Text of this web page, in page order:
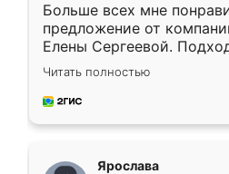
Больше всех мне
предложение от
Елены Сергеевой.
короткие сроки
для замера сотрудник
предложил по моему
Читать полностью
Ярослава